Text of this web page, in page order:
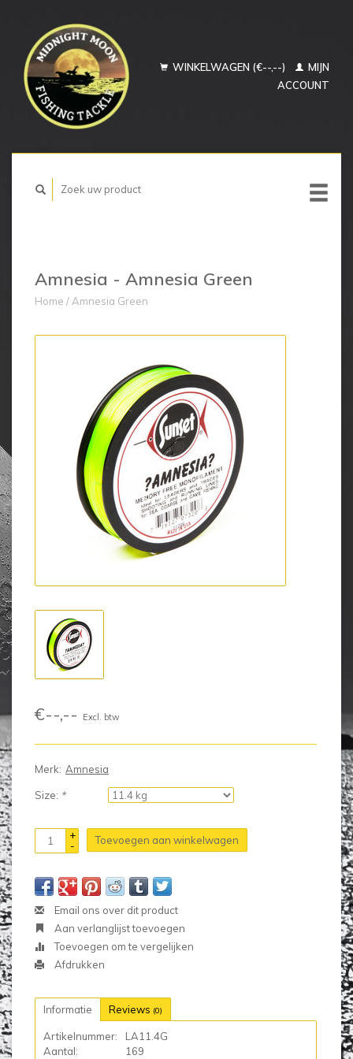
WINKELWAGEN (€--,--)
MIJN
ACCOUNT
Amnesia - Amnesia Green
Home / Amnesia Green
€--,-- Excl. btw
Merk: Amnesia
Size: *
+
-
Toevoegen aan winkelwagen
Email ons over dit product
Aan verlanglijst toevoegen
Toevoegen om te vergelijken
Afdrukken
Informatie Reviews (0)
Artikelnummer:
LA11.4G
Aantal:
169